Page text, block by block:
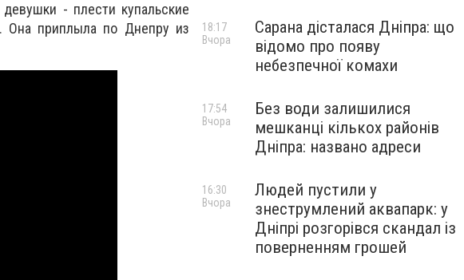
- плести купальские
Она приплыла по Днепру из
Сарана дісталася Дніпра: що
відомо про появу
небезпечної комахи
18:17
Вчора
Без води залишилися
мешканці кількох районів
Дніпра: названо адреси
17:54
Вчора
Людей пустили у
знеструмлений аквапарк: у
Дніпрі розгорівся скандал із
поверненням грошей
16:30
Вчора